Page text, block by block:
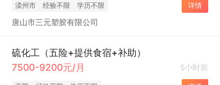
滦州市 经验不限 学历不限 详情
唐山市三元塑胶有限公司
硫化工（五险+提供食宿+补助）
7500-9200元/月
5小时前